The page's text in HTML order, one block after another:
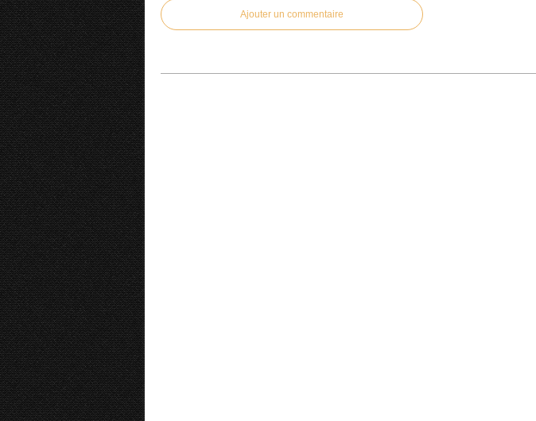
Ajouter un commentaire